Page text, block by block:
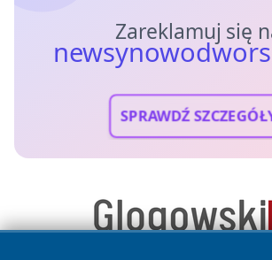
Zareklamuj się
SPRAWDŹ